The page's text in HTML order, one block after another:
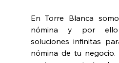
En Torre Blanca
nómina y por ello
soluciones infinitas
nómina de tu